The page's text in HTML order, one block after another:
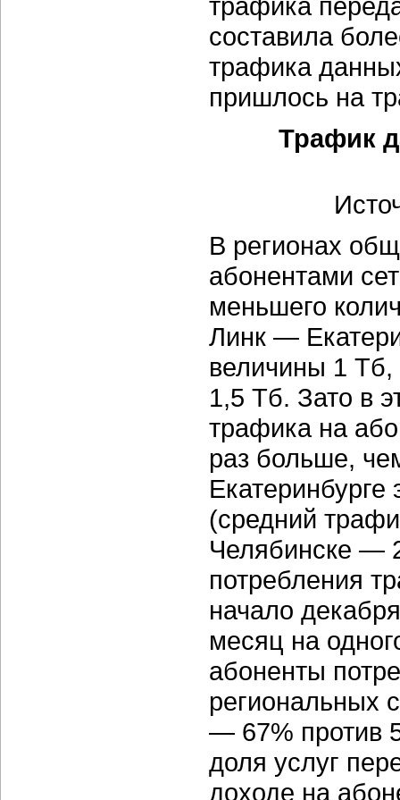
составила
трафика
пришлось на
Трафик
В регионах
абонентами
меньшего
Линк —
величины 1
1,5 Тб. Зато в
трафика на
раз больше,
(средний
Челябинске —
потребления
начало
месяц на
абоненты
региональных
— 67% против
доля услуг
доходе на